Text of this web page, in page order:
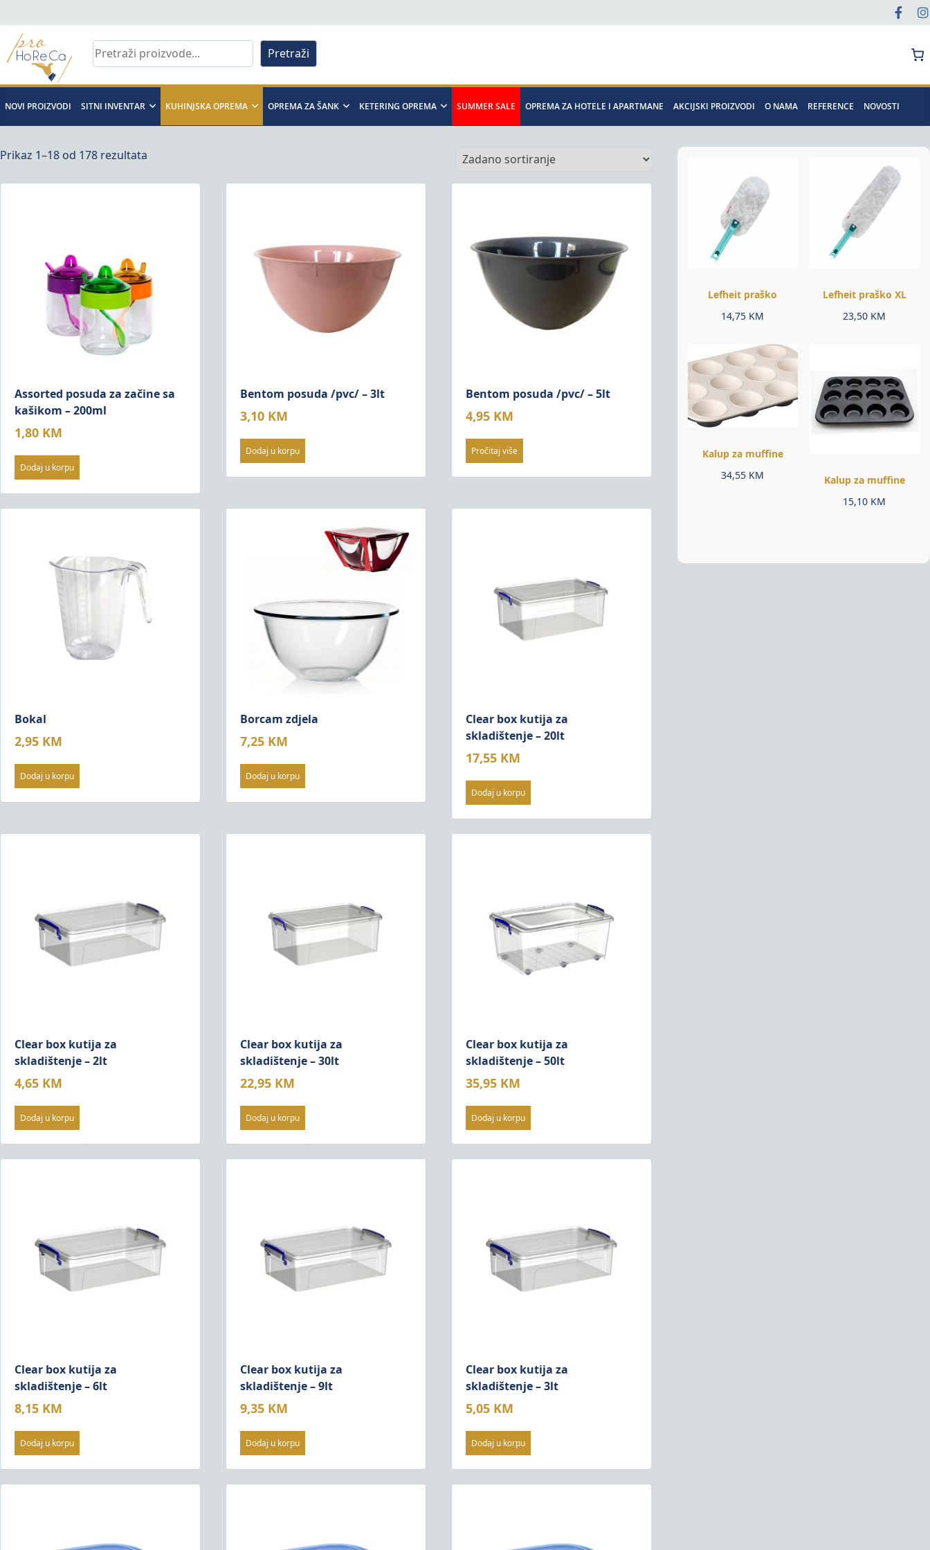
to
content
Pro
Horeca
d.o.o
Pro
Pretraži
NOVI PROIZVODI SITNI INVENTAR KUHINJSKA OPREMA OPREMA ZA ŠANK KETERING OPREMA SUMMER SALE OPREMA ZA HOTELE I APARTMANE AKCIJSKI PROIZVODI O NAMA REFERENCE NOVOSTI
Prikaz 1–18 od 178 rezultata
Assorted posuda za začine sa
kašikom – 200ml
1,80 KM
Dodaj u korpu
Bentom posuda /pvc/ – 3lt
3,10 KM
Dodaj u korpu
Bentom posuda /pvc/ – 5lt
4,95 KM
Pročitaj više
Bokal
2,95 KM
Dodaj u korpu
Borcam zdjela
7,25 KM
Dodaj u korpu
Clear box kutija za
skladištenje – 20lt
17,55 KM
Dodaj u korpu
Clear box kutija za
skladištenje – 2lt
4,65 KM
Dodaj u korpu
Clear box kutija za
skladištenje – 30lt
22,95 KM
Dodaj u korpu
Clear box kutija za
skladištenje – 50lt
35,95 KM
Dodaj u korpu
Clear box kutija za
skladištenje – 6lt
8,15 KM
Dodaj u korpu
Clear box kutija za
skladištenje – 9lt
9,35 KM
Dodaj u korpu
Clear box kutija za
skladištenje – 3lt
5,05 KM
Dodaj u korpu
Lefheit praško
14,75 KM
Lefheit praško XL
23,50 KM
Kalup za muffine
34,55 KM
Kalup za muffine
15,10 KM